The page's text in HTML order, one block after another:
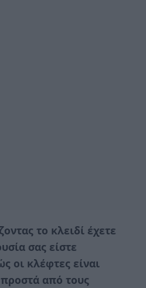
το κλειδί έχετε
σας είστε
οι κλέφτες είναι
από τους